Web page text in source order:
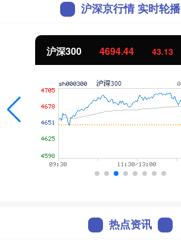
沪深京行情 实时轮播
沪深300 4694.44 43.13
热点资讯